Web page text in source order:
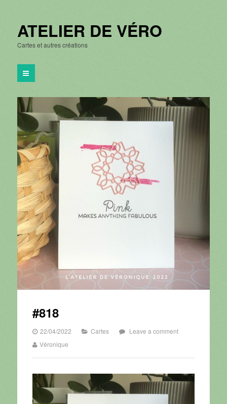
ATELIER DE VÉRO
Cartes et autres créations
#818
22/04/2022 Cartes
Leave a comment
Véronique